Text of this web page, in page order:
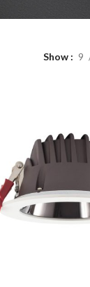
Show 9